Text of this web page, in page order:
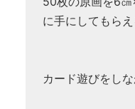
に手にしてもら
カード遊びをし